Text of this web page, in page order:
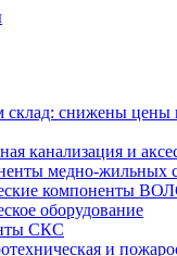
склад: снижены цены
канализация и
медно-жильных
компоненты
оборудование
СКС
и